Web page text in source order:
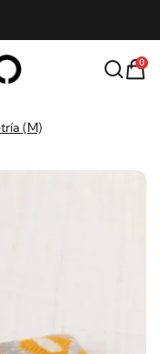
0
(M)